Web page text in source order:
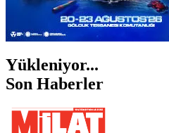
Yükleniyor...
Son Haberler